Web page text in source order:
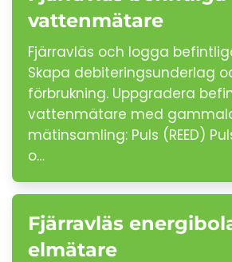
vattenmätare
Fjärravläs och logga
Skapa debiteringsunderlag
förbrukning. Uppgradera
vattenmätare med
mätinsamling: Puls (REED)
o…
Fjärravläs
elmätare